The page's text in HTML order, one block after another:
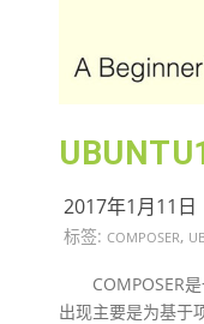
2017年1月11日
标签: COMPOSER,
COMPOSER
出现主要是为基于